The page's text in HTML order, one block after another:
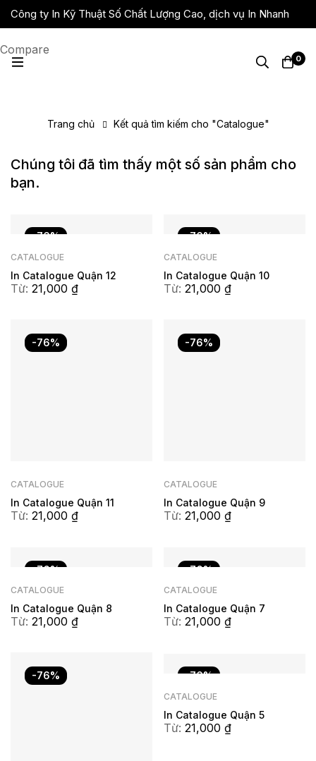
Công ty In Kỹ Thuật Số Chất Lượng Cao, dịch vụ In Nhanh
Giá Rẻ, Lấy Liền
0
Trang chủ Kết quả tìm kiếm cho "Catalogue"
Chúng tôi đã tìm thấy một số sản phẩm cho
bạn.
-76%
CATALOGUE
In Catalogue Quận 12
Từ: 21,000 ₫
-76%
CATALOGUE
In Catalogue Quận 10
Từ: 21,000 ₫
-76%
CATALOGUE
In Catalogue Quận 11
Từ: 21,000 ₫
-76%
CATALOGUE
In Catalogue Quận 9
Từ: 21,000 ₫
-76%
CATALOGUE
In Catalogue Quận 8
Từ: 21,000 ₫
-76%
CATALOGUE
In Catalogue Quận 7
Từ: 21,000 ₫
-76% -76%
CATALOGUE
In Catalogue Quận 5
Từ: 21,000 ₫
Compare